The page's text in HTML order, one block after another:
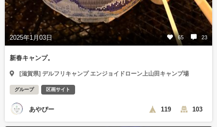
2025年1月03日 65 23
新春キャンプ。
[滋賀県] デルフリキャンプ エンジョイドローン上山田キャンプ場
グループ 区画サイト
あやぴー 119 103